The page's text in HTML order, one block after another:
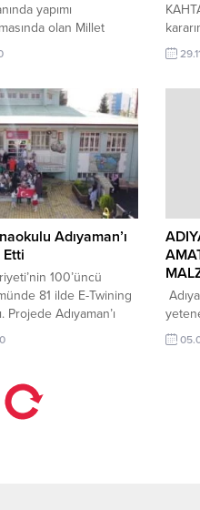
yapımı
olan Millet
inceleyerek
aldı. Adıyaman
arasında yer alan
gelinen son noktayla
bulunup,
aldı. Kısa süre
beklenen
Adıyaman’ı
100’üncü
81 ilde E-Twining
Projede Adıyaman’ı
temsil etti. Türkiye
100. Yılında
e-twining
Çalışma sayesinde
100 yıllık tarihi
0
genç